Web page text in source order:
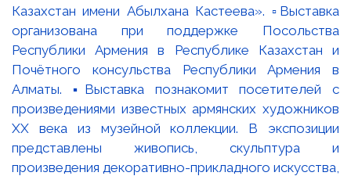
Казахстан имени Абылхана Кастеева». ▫️Выставка
организована при поддержке Посольства
Республики Армения в Республике Казахстан и
Почётного консульства Республики Армения в
Алматы. ▪️Выставка познакомит посетителей с
произведениями известных армянских художников
XX века из музейной коллекции. В экспозиции
представлены живопись, скульптура и
произведения декоративно-прикладного искусства,